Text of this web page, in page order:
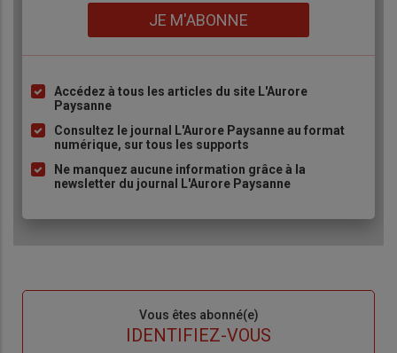
JE M'ABONNE
Liste
puce
Accédez à tous les articles du site L'Aurore
Paysanne
Consultez le journal L'Aurore Paysanne au format
numérique, sur tous les supports
Ne manquez aucune information grâce à la
newsletter du journal L'Aurore Paysanne
Vous êtes abonné(e)
IDENTIFIEZ-VOUS